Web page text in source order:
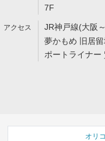
7F
JR神戸線(大阪
夢かもめ 旧居
ポートライナー
オリ